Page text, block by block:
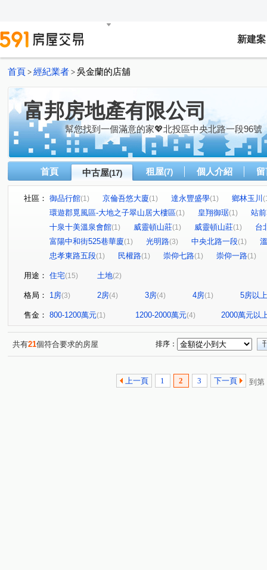
新建案
首頁 > 經紀業者 > 吳金蘭的店舖
富邦房地產有限公司
幫您找到一個滿意的家💖北投區中央北路一段96號
首頁 中古屋(17) 租屋(7) 個人介紹
社區： 御品行館(1) 京倫吾悠大廈(1) 達永豐盛學(1) 鄉林玉川
環遊郡覓風區-大地之子翠山居大樓區(1) 皇翔御琚(1)
站
十泉十美溫泉會館(1) 威靈頓山莊(1) 威靈頓山莊(1)
台
富陽中和街525巷華廈(1) 光明路(3) 中央北路一段(1)
忠孝東路五段(1) 民權路(1) 崇仰七路(1) 崇仰一路(1)
用途： 住宅(15) 土地(2)
格局： 1房(3) 2房(4) 3房(4) 4房(1) 5房以上
售金： 800-1200萬元(1) 1200-2000萬元(4) 2000萬元以
共有21個符合要求的房屋 排序：
上一頁 1 2 3 下一頁 到第